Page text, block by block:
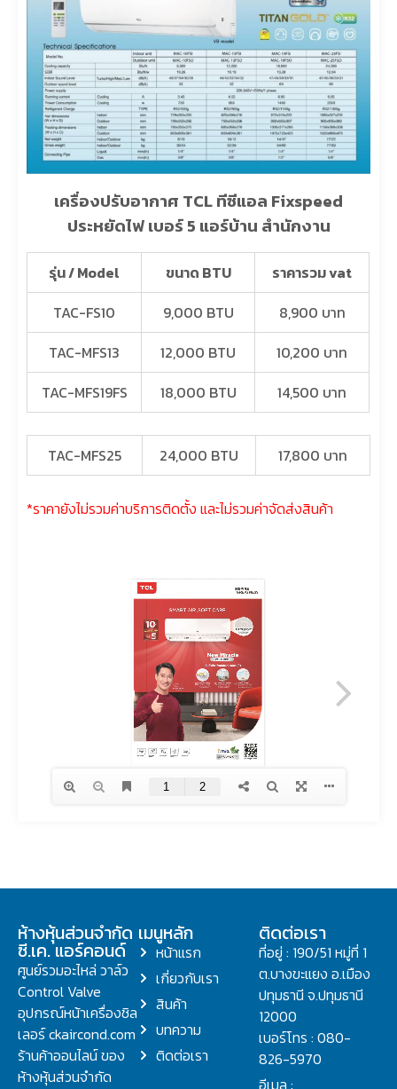
เครื่องปรับอากาศ TCL ทีซีแอล Fixspeed
ประหยัดไฟ เบอร์ 5 แอร์บ้าน สำนักงาน
รุ่น / Model ขนาด BTU
ราคารวม vat
TAC-FS10
9,000 BTU
8,900 บาท
TAC-MFS13
12,000 BTU
10,200 บาท
TAC-MFS19FS
18,000 BTU 14,500 บาท
TAC-MFS25 24,000 BTU 17,800 บาท
*ราคายังไม่รวมค่าบริการติดตั้ง และไม่รวมค่าจัดส่งสินค้า
ห้างหุ้นส่วนจำกัด
ซี.เค. แอร์คอนด์
ศูนย์รวมอะไหล่ วาล์ว
Control Valve
อุปกรณ์หน้าเครื่องชิล
เลอร์ ckaircond.com
ร้านค้าออนไลน์ ของ
ห้างหุ้นส่วนจำกัด
เมนูหลัก
หน้าแรก
เกี่ยวกับเรา
สินค้า
บทความ
ติดต่อเรา
ติดต่อเรา
ที่อยู่ : 190/51 หมู่ที่ 1
ต.บางขะแยง อ.เมือง
ปทุมธานี จ.ปทุมธานี
12000
เบอร์โทร : 080-
826-5970
อีเมล :